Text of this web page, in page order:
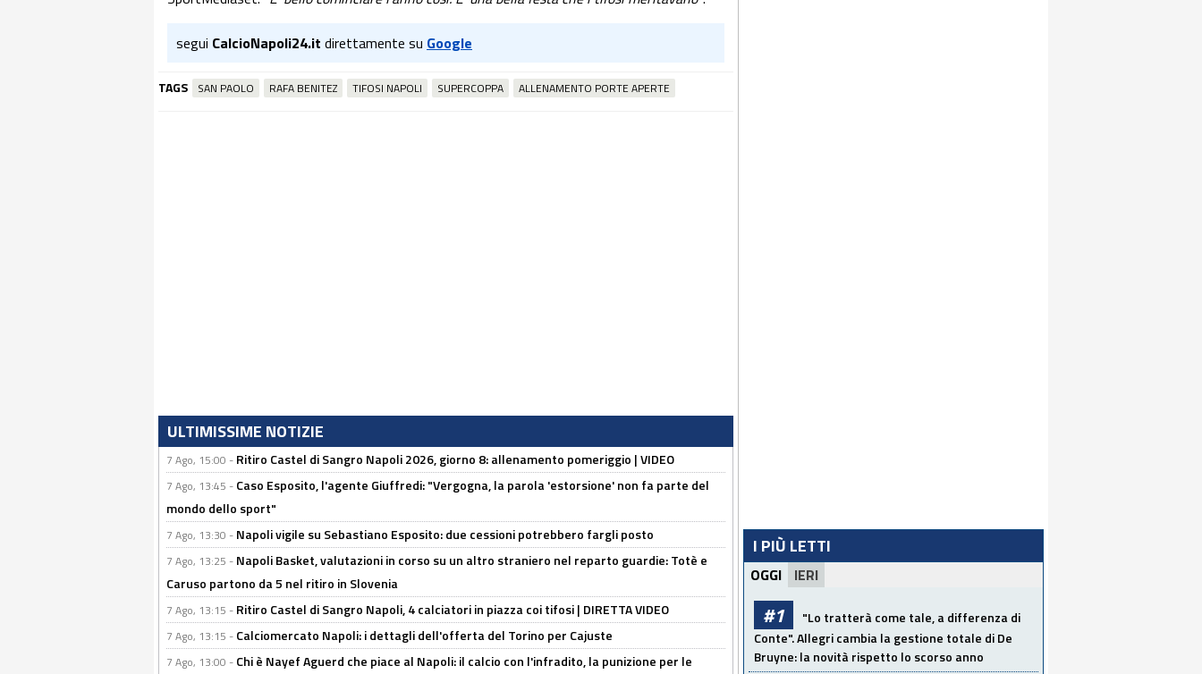
segui CalcioNapoli24.it direttamente su Google
TAGS SAN PAOLO RAFA BENITEZ TIFOSI NAPOLI SUPERCOPPA ALLENAMENTO PORTE APERTE
ULTIMISSIME NOTIZIE
7 Ago, 15:00 - Ritiro Castel di Sangro Napoli 2026, giorno 8: allenamento pomeriggio | VIDEO
7 Ago, 13:45 - Caso Esposito, l'agente Giuffredi: "Vergogna, la parola 'estorsione' non fa parte del
mondo dello sport"
7 Ago, 13:30 - Napoli vigile su Sebastiano Esposito: due cessioni potrebbero fargli posto
7 Ago, 13:25 - Napoli Basket, valutazioni in corso su un altro straniero nel reparto guardie: Totè e
Caruso partono da 5 nel ritiro in Slovenia
7 Ago, 13:15 - Ritiro Castel di Sangro Napoli, 4 calciatori in piazza coi tifosi | DIRETTA VIDEO
7 Ago, 13:15 - Calciomercato Napoli: i dettagli dell'offerta del Torino per Cajuste
7 Ago, 13:00 - Chi è Nayef Aguerd che piace al Napoli: il calcio con l'infradito, la punizione per le
I PIÙ LETTI
OGGI IERI
#1
"Lo tratterà come tale, a differenza di
Conte". Allegri cambia la gestione totale di De
Bruyne: la novità rispetto lo scorso anno